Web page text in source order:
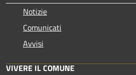
Notizie
Comunicati
Avvisi
VIVERE IL COMUNE